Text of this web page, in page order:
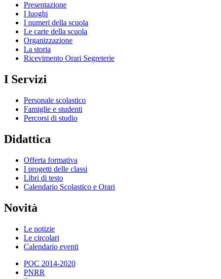
Presentazione
I luoghi
I numeri della scuola
Le carte della scuola
Organizzazione
La storia
Ricevimento Orari Segreterie
I Servizi
Personale scolastico
Famiglie e studenti
Percorsi di studio
Didattica
Offerta formativa
I progetti delle classi
Libri di testo
Calendario Scolastico e Orari
Novità
Le notizie
Le circolari
Calendario eventi
POC 2014-2020
PNRR